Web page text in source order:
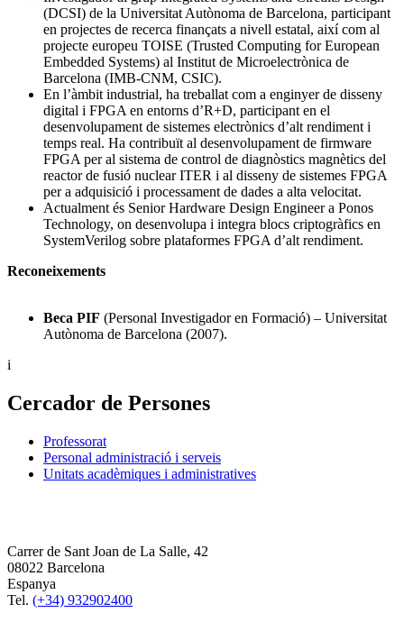
(DCSI) de la Universitat Autònoma de Barcelona, participant
en projectes de recerca finançats a nivell estatal, així com al
projecte europeu TOISE (Trusted Computing for European
Embedded Systems) al Institut de Microelectrònica de
Barcelona (IMB-CNM, CSIC).
En l’àmbit industrial, ha treballat com a enginyer de disseny
digital i FPGA en entorns d’R+D, participant en el
desenvolupament de sistemes electrònics d’alt rendiment i
temps real. Ha contribuït al desenvolupament de firmware
FPGA per al sistema de control de diagnòstics magnètics del
reactor de fusió nuclear ITER i al disseny de sistemes FPGA
per a adquisició i processament de dades a alta velocitat.
Actualment és Senior Hardware Design Engineer a Ponos
Technology, on desenvolupa i integra blocs criptogràfics en
SystemVerilog sobre plataformes FPGA d’alt rendiment.
Reconeixements
Beca PIF (Personal Investigador en Formació) – Universitat
Autònoma de Barcelona (2007).
i
Cercador de Persones
Professorat
Personal administració i serveis
Unitats acadèmiques i administratives
Carrer de Sant Joan de La Salle, 42
08022 Barcelona
Espanya
Tel. (+34) 932902400